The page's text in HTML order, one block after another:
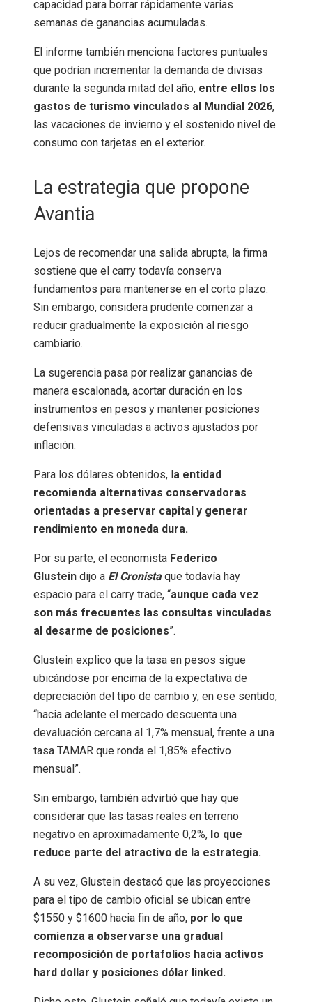
capacidad para borrar rápidamente varias
semanas de ganancias acumuladas.
El informe también menciona factores puntuales
que podrían incrementar la demanda de divisas
durante la segunda mitad del año, entre ellos los
gastos de turismo vinculados al Mundial 2026,
las vacaciones de invierno y el sostenido nivel de
consumo con tarjetas en el exterior.
La estrategia que propone
Avantia
Lejos de recomendar una salida abrupta, la firma
sostiene que el carry todavía conserva
fundamentos para mantenerse en el corto plazo.
Sin embargo, considera prudente comenzar a
reducir gradualmente la exposición al riesgo
cambiario.
La sugerencia pasa por realizar ganancias de
manera escalonada, acortar duración en los
instrumentos en pesos y mantener posiciones
defensivas vinculadas a activos ajustados por
inflación.
Para los dólares obtenidos, la entidad
recomienda alternativas conservadoras
orientadas a preservar capital y generar
rendimiento en moneda dura.
Por su parte, el economista Federico
Glustein dijo a El Cronistaque todavía hay
espacio para el carry trade, “aunque cada vez
son más frecuentes las consultas vinculadas
al desarme de posiciones”.
Glustein explico que la tasa en pesos sigue
ubicándose por encima de la expectativa de
depreciación del tipo de cambio y, en ese sentido,
“hacia adelante el mercado descuenta una
devaluación cercana al 1,7% mensual, frente a una
tasa TAMAR que ronda el 1,85% efectivo
mensual”.
Sin embargo, también advirtió que hay que
considerar que las tasas reales en terreno
negativo en aproximadamente 0,2%, lo que
reduce parte del atractivo de la estrategia.
A su vez, Glustein destacó que las proyecciones
para el tipo de cambio oficial se ubican entre
$1550 y $1600 hacia fin de año, por lo que
comienza a observarse una gradual
recomposición de portafolios hacia activos
hard dollar y posiciones dólar linked.